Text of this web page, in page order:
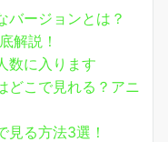
バージョンとは？
解説！
数に入ります
どこで見れる？アニ
見る方法3選！